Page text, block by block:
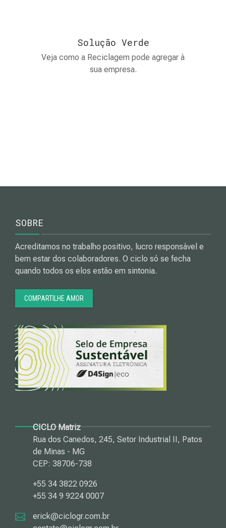
Solução Verde
Veja como a Reciclagem pode agregar à
sua empresa.
SOBRE
Acreditamos no trabalho positivo, lucro responsável e
bem estar dos colaboradores. O ciclo só se fecha
quando todos os elos estão em sintonia.
COMPARTILHE AMOR
CICLO Matriz
Rua dos Canedos, 245, Setor Industrial II, Patos
de Minas - MG
CEP: 38706-738
+55 34 3822 0926
+55 34 9 9224 0007
erick@ciclogr.com.br